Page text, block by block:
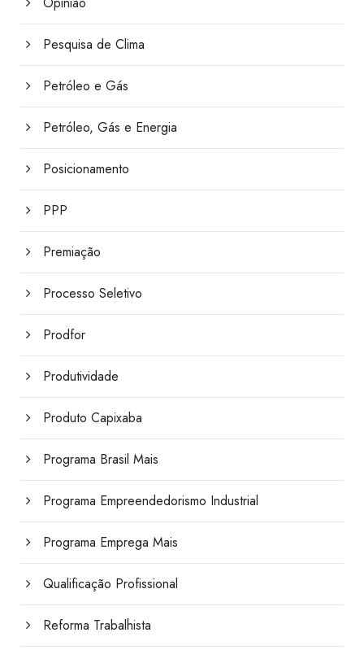
Pesquisa de Clima
Petróleo e Gás
Petróleo, Gás e Energia
Posicionamento
PPP
Premiação
Processo Seletivo
Prodfor
Produtividade
Produto Capixaba
Programa Brasil Mais
Programa Empreendedorismo Industrial
Programa Emprega Mais
Qualificação Profissional
Reforma Trabalhista